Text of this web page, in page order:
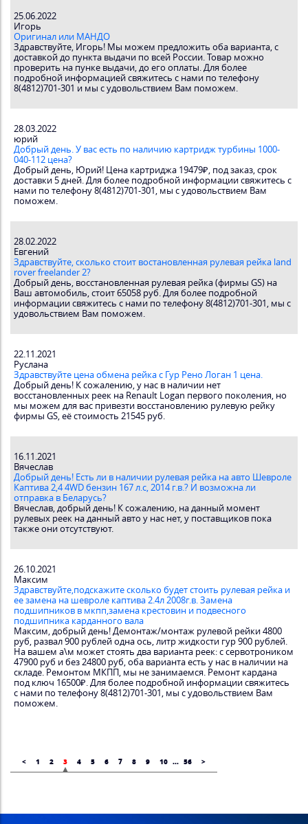
25.06.2022
Игорь
Оригинал или МАНДО
Здравствуйте, Игорь! Мы можем предложить оба варианта, с
доставкой до пункта выдачи по всей России. Товар можно
проверить на пунке выдачи, до его оплаты. Для более
подробной информацией свяжитесь с нами по телефону
8(4812)701-301 и мы с удовольствием Вам поможем.
28.03.2022
юрий
Добрый день. У вас есть по наличию картридж турбины 1000-
040-112 цена?
Добрый день, Юрий! Цена картриджа 19479₽, под заказ, срок
доставки 5 дней. Для более подробной информации свяжитесь с
нами по телефону 8(4812)701-301, мы с удовольствием Вам
поможем.
28.02.2022
Евгений
Здравствуйте, сколько стоит востановленная рулевая рейка land
rover freelander 2?
Добрый день, восстановленная рулевая рейка (фирмы GS) на
Ваш автомобиль, стоит 65058 руб. Для более подробной
информации свяжитесь с нами по телефону 8(4812)701-301, мы с
удовольствием Вам поможем.
22.11.2021
Руслана
Здравствуйте цена обмена рейка с Гур Рено Логан 1 цена.
Добрый день! К сожалению, у нас в наличии нет
восстановленных реек на Renault Logan первого поколения, но
мы можем для вас привезти восстановлению рулевую рейку
фирмы GS, её стоимость 21545 руб.
16.11.2021
Вячеслав
Добрый день! Есть ли в наличии рулевая рейка на авто Шевроле
Каптива 2,4 4WD бензин 167 л.с, 2014 г.в.? И возможна ли
отправка в Беларусь?
Вячеслав, добрый день! К сожалению, на данный момент
рулевых реек на данный авто у нас нет, у поставщиков пока
также они отсутствуют.
26.10.2021
Максим
Здравствуйте,подскажите сколько будет стоить рулевая рейка и
ее замена на шевроле каптива 2.4л 2008г.в. Замена
подшипников в мкпп,замена крестовин и подвесного
подшипника карданного вала
Максим, добрый день! Демонтаж/монтаж рулевой рейки 4800
руб, развал 900 рублей одна ось, литр жидкости гур 900 рублей.
На вашем а\м может стоять два варианта реек: с сервотроником
47900 руб и без 24800 руб, оба варианта есть у нас в наличии на
складе. Ремонтом МКПП, мы не занимаемся. Ремонт кардана
под ключ 16500₽. Для более подробной информации свяжитесь
с нами по телефону 8(4812)701-301, мы с удовольствием Вам
поможем.
< 1 2 3 4 5 6 7 8 9 10 ... 56 >